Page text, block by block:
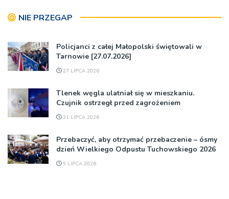
NIE PRZEGAP
Policjanci z całej Małopolski świętowali w
Tarnowie [27.07.2026]
27 LIPCA 2026
Tlenek węgla ulatniał się w mieszkaniu.
Czujnik ostrzegł przed zagrożeniem
31 LIPCA 2026
Przebaczyć, aby otrzymać przebaczenie – ósmy
dzień Wielkiego Odpustu Tuchowskiego 2026
9 LIPCA 2026